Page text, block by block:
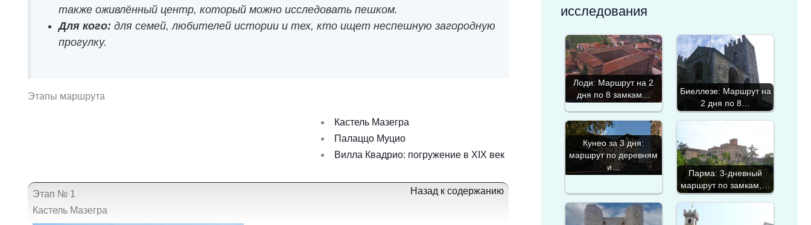
также оживлённый центр, который можно исследовать пешком.
Для кого: для семей, любителей истории и тех, кто ищет неспешную загородную
прогулку.
Этапы маршрута
Кастель Мазегра
Палаццо Муцио
Вилла Квадрио: погружение в XIX век
Этап № 1
Назад к содержанию
Кастель Мазегра
исследования
Лоди: Маршрут на 2
дня по 8 замкам…
Биеллезе: Маршрут на
2 дня по 8…
Кунео за 3 дня:
маршрут по деревням
и…
Парма: 3-дневный
маршрут по замкам,…